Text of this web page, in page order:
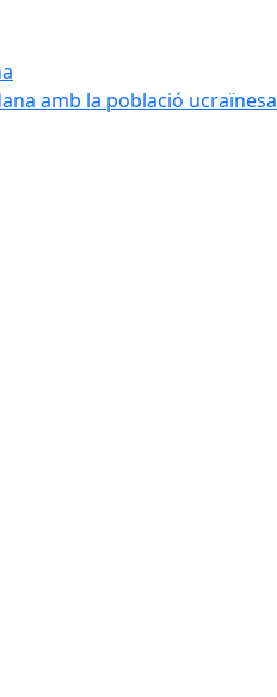
amb la població ucraïnesa